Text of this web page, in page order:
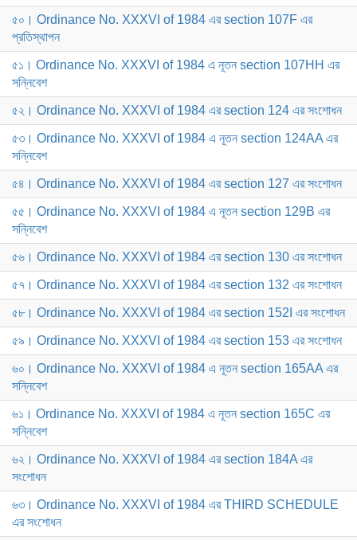
৫০। Ordinance No. XXXVI of 1984 এর section 107F এর
প্রতিস্থাপন
৫১। Ordinance No. XXXVI of 1984 এ নূতন section 107HH এর
সন্নিবেশ
৫২। Ordinance No. XXXVI of 1984 এর section 124 এর সংশোধন
৫৩। Ordinance No. XXXVI of 1984 এ নূতন section 124AA এর
সন্নিবেশ
৫৪। Ordinance No. XXXVI of 1984 এর section 127 এর সংশোধন
৫৫। Ordinance No. XXXVI of 1984 এ নূতন section 129B এর
সন্নিবেশ
৫৬। Ordinance No. XXXVI of 1984 এর section 130 এর সংশোধন
৫৭। Ordinance No. XXXVI of 1984 এর section 132 এর সংশোধন
৫৮। Ordinance No. XXXVI of 1984 এর section 152I এর সংশোধন
৫৯। Ordinance No. XXXVI of 1984 এর section 153 এর সংশোধন
৬০। Ordinance No. XXXVI of 1984 এ নূতন section 165AA এর
সন্নিবেশ
৬১। Ordinance No. XXXVI of 1984 এ নূতন section 165C এর
সন্নিবেশ
৬২। Ordinance No. XXXVI of 1984 এর section 184A এর
সংশোধন
৬৩। Ordinance No. XXXVI of 1984 এর THIRD SCHEDULE
এর সংশোধন